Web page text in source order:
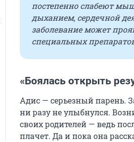
постепенно слабеют
дыханием, сердечной
заболевание может
специальных
«Боялась открыть
Адис — серьезный парень.
ни разу не улыбнулся.
своих родителей — ведь
плачет. Да и пока она